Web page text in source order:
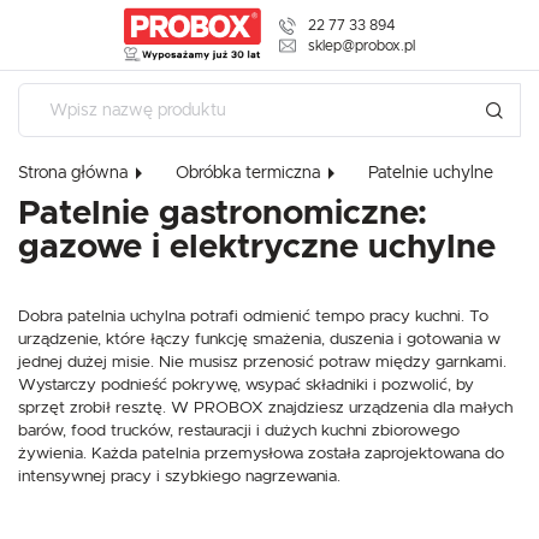
22 77 33 894
sklep@probox.pl
Strona główna Obróbka termiczna Patelnie uchylne
Patelnie gastronomiczne:
gazowe i elektryczne uchylne
Dobra patelnia uchylna potrafi odmienić tempo pracy kuchni. To
urządzenie, które łączy funkcję smażenia, duszenia i gotowania w
jednej dużej misie. Nie musisz przenosić potraw między garnkami.
Wystarczy podnieść pokrywę, wsypać składniki i pozwolić, by
sprzęt zrobił resztę. W PROBOX znajdziesz urządzenia dla małych
barów, food trucków, restauracji i dużych kuchni zbiorowego
żywienia. Każda patelnia przemysłowa została zaprojektowana do
intensywnej pracy i szybkiego nagrzewania.
USTAWIENIA
Szanujemy Twoją prywatność. Możesz zmienić ustawienia
Niezbędne
Niezbędne pliki cookies służą do prawidłowego funkcjonowania strony
internetowej i umożliwiają Ci komfortowe korzystanie z oferowanych przez
nas usług.
Pliki cookies odpowiadają na podejmowane przez Ciebie działania w celu
Więcej
USTAWIENIA REGIONALNE
Lokalizacja
Polska
polski
Waluta
ZAPISZ